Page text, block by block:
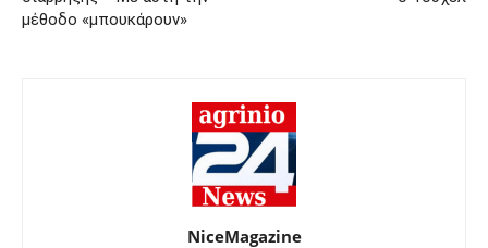
μέθοδο «μπουκάρουν»
NiceMagazine